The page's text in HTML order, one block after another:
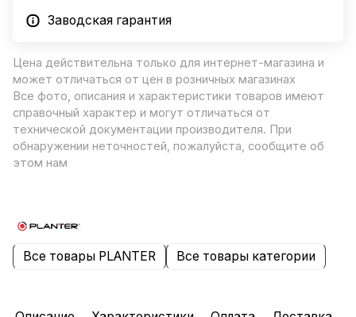
Заводская гарантия
Цена действительна только для интернет-магазина и
может отличаться от цен в розничных магазинах
Все фото, описания и характеристики товаров имеют
справочный характер и могут отличаться от
технической документации производителя. При
обнаружении неточностей, пожалуйста, сообщите об
этом нам
Все товары PLANTER Все товары категории